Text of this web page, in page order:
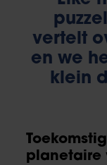
vertelt
en we
klein
planetaire